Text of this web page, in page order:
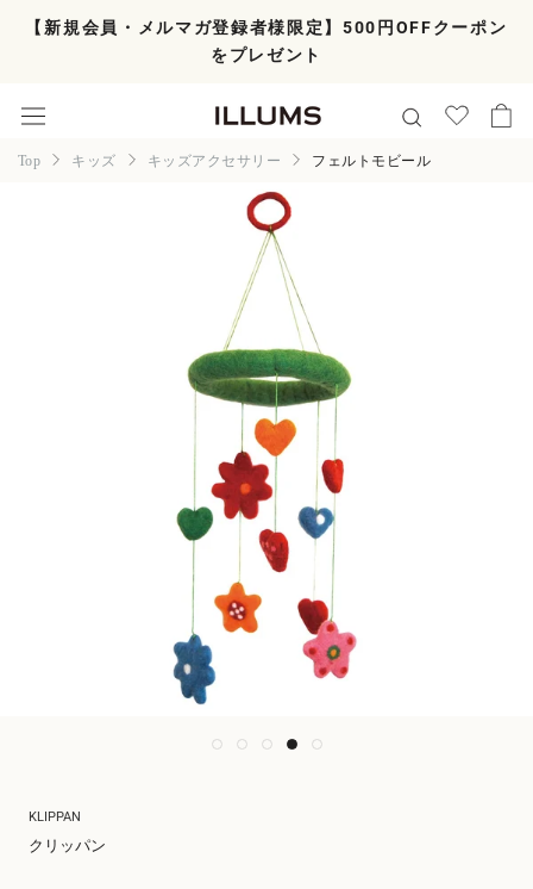
【新規会員・メルマガ登録者様限定】500円OFFクーポン
をプレゼント
Top キッズ キッズアクセサリー フェルトモビール
KLIPPAN
クリッパン